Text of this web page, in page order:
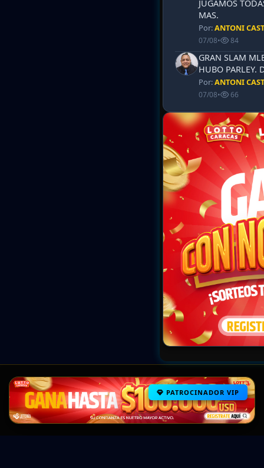
JUGAMOS
MAS.
Por:ANTONI
07/08• 84
GRAN SLAM
HUBO PARLEY.
Por:ANTONI
07/08• 66
PATROCINADOR VIP